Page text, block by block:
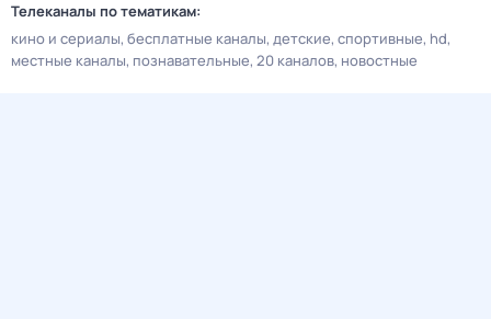
Телеканалы по тематикам:
кино и сериалы бесплатные каналы детские спортивные hd
местные каналы познавательные 20 каналов новостные